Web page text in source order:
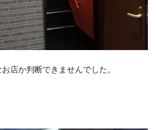
店か判断できませんでした。